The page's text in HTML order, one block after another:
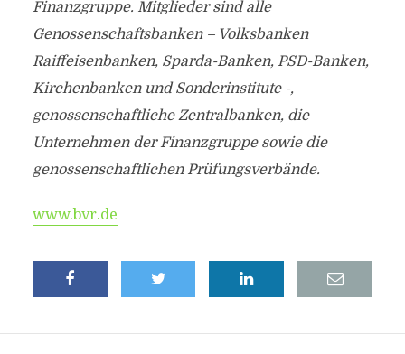
Finanzgruppe. Mitglieder sind alle
Genossenschaftsbanken – Volksbanken
Raiffeisenbanken, Sparda-Banken, PSD-Banken,
Kirchenbanken und Sonderinstitute -,
genossenschaftliche Zentralbanken, die
Unternehmen der Finanzgruppe sowie die
genossenschaftlichen Prüfungsverbände.
www.bvr.de